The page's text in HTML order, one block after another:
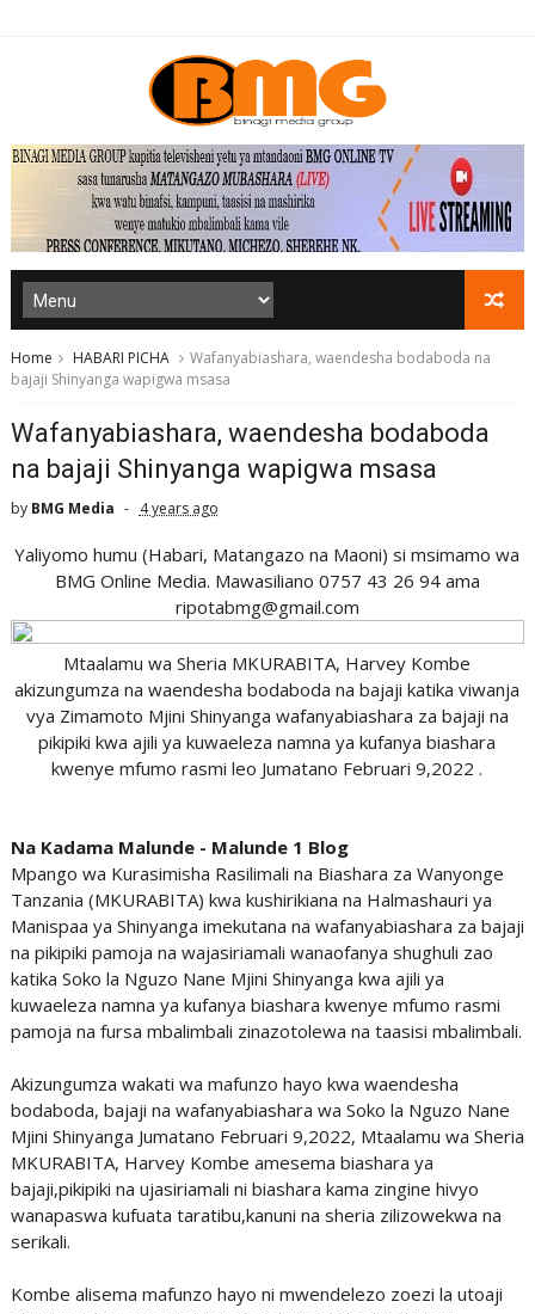
Home HABARI PICHA
Wafanyabiashara, waendesha bodaboda na
bajaji Shinyanga wapigwa msasa
Wafanyabiashara, waendesha bodaboda
na bajaji Shinyanga wapigwa msasa
by BMG Media 4 years ago
Yaliyomo humu (Habari, Matangazo na Maoni) si msimamo wa
BMG Online Media. Mawasiliano 0757 43 26 94 ama
ripotabmg@gmail.com
Mtaalamu wa Sheria MKURABITA, Harvey Kombe
akizungumza na waendesha bodaboda na bajaji katika viwanja
vya Zimamoto Mjini Shinyanga wafanyabiashara za bajaji na
pikipiki kwa ajili ya kuwaeleza namna ya kufanya biashara
kwenye mfumo rasmi leo Jumatano Februari 9,2022 .
Na Kadama Malunde - Malunde 1 Blog
Mpango wa Kurasimisha Rasilimali na Biashara za Wanyonge
Tanzania (MKURABITA) kwa kushirikiana na Halmashauri ya
Manispaa ya Shinyanga imekutana na wafanyabiashara za bajaji
na pikipiki pamoja na wajasiriamali wanaofanya shughuli zao
katika Soko la Nguzo Nane Mjini Shinyanga kwa ajili ya
kuwaeleza namna ya kufanya biashara kwenye mfumo rasmi
pamoja na fursa mbalimbali zinazotolewa na taasisi mbalimbali.
Akizungumza wakati wa mafunzo hayo kwa waendesha
bodaboda, bajaji na wafanyabiashara wa Soko la Nguzo Nane
Mjini Shinyanga Jumatano Februari 9,2022, Mtaalamu wa Sheria
MKURABITA, Harvey Kombe amesema biashara ya
bajaji,pikipiki na ujasiriamali ni biashara kama zingine hivyo
wanapaswa kufuata taratibu,kanuni na sheria zilizowekwa na
serikali.
Kombe alisema mafunzo hayo ni mwendelezo zoezi la utoaji